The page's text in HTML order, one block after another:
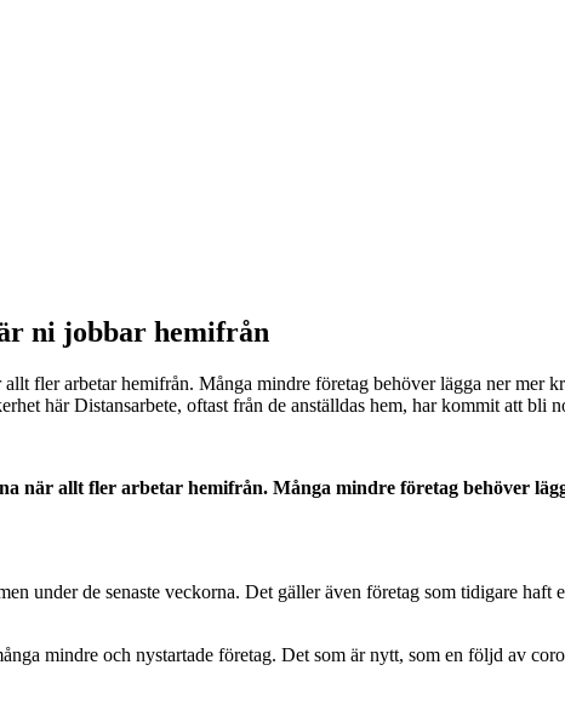
ni jobbar hemifrån
fler arbetar hemifrån. Många mindre företag behöver lägga ner mer
här Distansarbete, oftast från de anställdas hem, har kommit att bli
när allt fler arbetar hemifrån. Många mindre företag behöver
under de senaste veckorna. Det gäller även företag som tidigare
mindre och nystartade företag. Det som är nytt, som en följd av